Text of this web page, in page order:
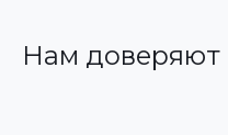
Нам доверяют